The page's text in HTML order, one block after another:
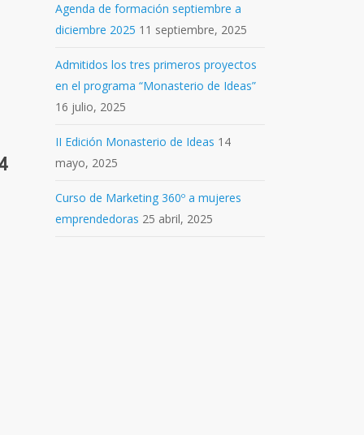
Agenda de formación septiembre a
diciembre 2025 11 septiembre, 2025
Admitidos los tres primeros proyectos
en el programa “Monasterio de Ideas”
16 julio, 2025
II Edición Monasterio de Ideas 14
mayo, 2025
Curso de Marketing 360º a mujeres
emprendedoras 25 abril, 2025